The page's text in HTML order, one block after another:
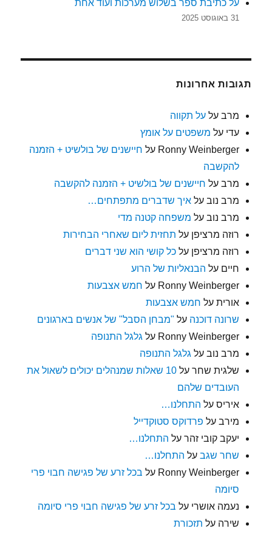
על כתיבת ספר בשלוש מערכות ועוד אחת
31 באוגוסט 2025
תגובות אחרונות
מרב עלעל תקווה
עדי על משפטים על אומץ
Ronny Weinberger על חיישנים של בולשיט + הזמנה
להקשבה
מרב על חיישנים של בולשיט + הזמנה להקשבה
מרב נוב עלאיך שדברים מתפתחים…
מרב נוב על משפחה קטנה מדי
רוזה מרציפן על תחזית ליום שאחרי הבחירות
רוזה מרציפן עלכל קושי הוא שני דברים
חיים על הבנאליות של הרוע
Ronny Weinberger על חמש אצבעות
אורית על חמש אצבעות
שרונה דוכנה על "מבחן הסבל" של אנשים בארגונים
Ronny Weinberger על גלגל התנופה
מרב נוב על גלגל התנופה
שלגית שחר על
10 שאלות שמנהלים יכולים לשאול את
העובדים שלהם
איריס על התחלנו…
מירב על פרדוקס סטוקדייל
יעקב קובי זהר על התחלנו…
שחר שגב על התחלנו…
Ronny Weinberger על בכל זרע של פגישה חבוי פרי
סיומה
נעמה אושרי על בכל זרע של פגישה חבוי פרי סיומה
שירה על תזכורת